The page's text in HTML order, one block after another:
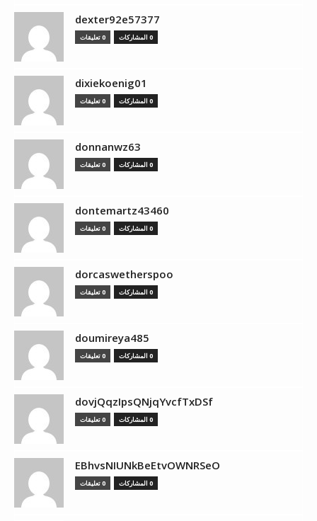
dexter92e57377
0 المشاركات 0 تعليقات
dixiekoenig01
0 المشاركات 0 تعليقات
donnanwz63
0 المشاركات 0 تعليقات
dontemartz43460
0 المشاركات 0 تعليقات
dorcaswetherspoo
0 المشاركات 0 تعليقات
doumireya485
0 المشاركات 0 تعليقات
dovjQqzIpsQNjqYvcfTxDSf
0 المشاركات 0 تعليقات
EBhvsNIUNkBeEtvOWNRSeO
0 المشاركات 0 تعليقات